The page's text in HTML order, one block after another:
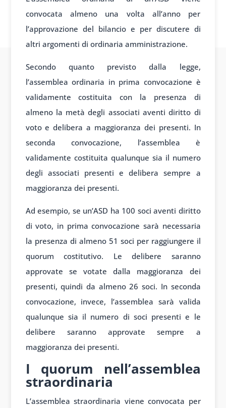
convocata almeno una volta all’anno per
l’approvazione del bilancio e per discutere di
altri argomenti di ordinaria amministrazione.
Secondo quanto previsto dalla legge,
l’assemblea ordinaria in prima convocazione è
validamente costituita con la presenza di
almeno la metà degli associati aventi diritto di
voto e delibera a maggioranza dei presenti. In
seconda convocazione, l’assemblea è
validamente costituita qualunque sia il numero
degli associati presenti e delibera sempre a
maggioranza dei presenti.
Ad esempio, se un’ASD ha 100 soci aventi diritto
di voto, in prima convocazione sarà necessaria
la presenza di almeno 51 soci per raggiungere il
quorum costitutivo. Le delibere saranno
approvate se votate dalla maggioranza dei
presenti, quindi da almeno 26 soci. In seconda
convocazione, invece, l’assemblea sarà valida
qualunque sia il numero di soci presenti e le
delibere saranno approvate sempre a
maggioranza dei presenti.
I quorum nell’assemblea
straordinaria
L’assemblea straordinaria viene convocata per